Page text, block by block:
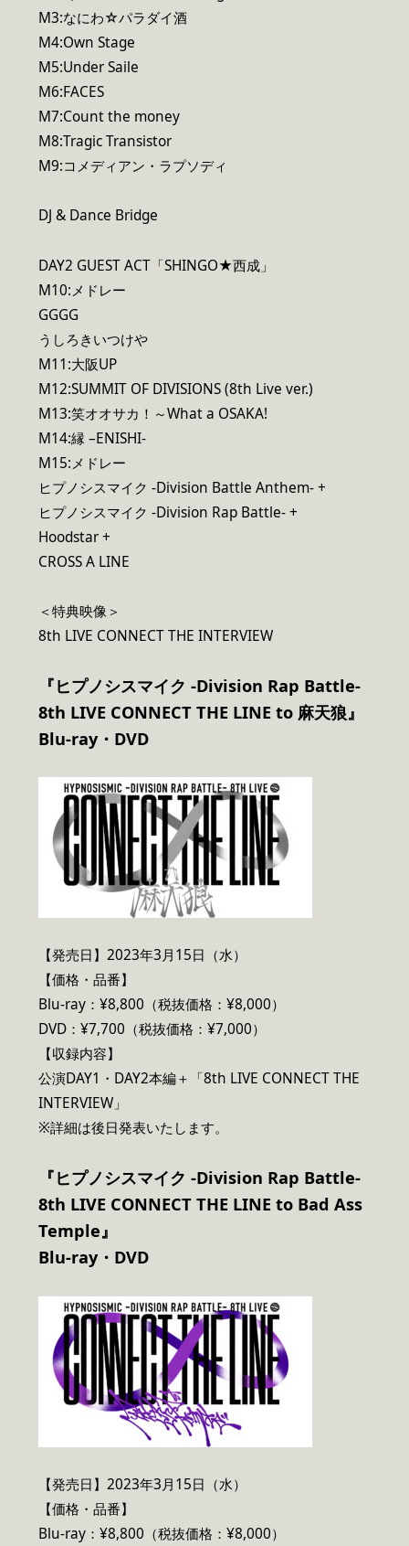
M3:なにわ☆パラダイ酒
M4:Own Stage
M5:Under Saile
M6:FACES
M7:Count the money
M8:Tragic Transistor
M9:コメディアン・ラプソディ
DJ & Dance Bridge
DAY2 GUEST ACT「SHINGO★西成」
M10:メドレー
GGGG
うしろきいつけや
M11:大阪UP
M12:SUMMIT OF DIVISIONS (8th Live ver.)
M13:笑オオサカ！～What a OSAKA!
M14:縁 –ENISHI-
M15:メドレー
ヒプノシスマイク -Division Battle Anthem- +
ヒプノシスマイク -Division Rap Battle- +
Hoodstar +
CROSS A LINE
＜特典映像＞
8th LIVE CONNECT THE INTERVIEW
『ヒプノシスマイク -Division Rap Battle-
8th LIVE CONNECT THE LINE to 麻天狼』
Blu-ray・DVD
【発売日】2023年3月15日（水）
【価格・品番】
Blu-ray：¥8,800（税抜価格：¥8,000）
DVD：¥7,700（税抜価格：¥7,000）
【収録内容】
公演DAY1・DAY2本編＋「8th LIVE CONNECT THE
INTERVIEW」
※詳細は後日発表いたします。
『ヒプノシスマイク -Division Rap Battle-
8th LIVE CONNECT THE LINE to Bad Ass
Temple』
Blu-ray・DVD
【発売日】2023年3月15日（水）
【価格・品番】
Blu-ray：¥8,800（税抜価格：¥8,000）